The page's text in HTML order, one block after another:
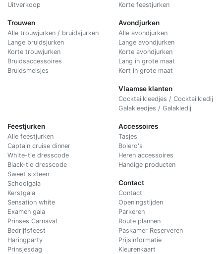
Uitverkoop
Trouwen
Alle trouwjurken / bruidsjurken
Lange bruidsjurken
Korte trouwjurken
Bruidsaccessoires
Bruidsmeisjes
Korte feestjurken
Avondjurken
Alle avondjurken
Lange avondjurken
Korte avondjurken
Lang in grote maat
Kort in grote maat
Vlaamse klanten
Cocktailkleedjes / Cocktailkledij
Galakleedjes / Galakledij
Feestjurken
Alle feestjurken
Captain cruise dinner
White-tie dresscode
Black-tie dresscode
Sweet sixteen
Schoolgala
Kerstgala
Sensation white
Examen gala
Prinses Carnaval
Bedrijfsfeest
Haringparty
Prinsjesdag
Accessoires
Tasjes
Bolero's
Heren accessoires
Handige producten
Contact
Contact
Openingstijden
Parkeren
Route plannen
Paskamer Reserveren
Prijsinformatie
Kleurenkaart